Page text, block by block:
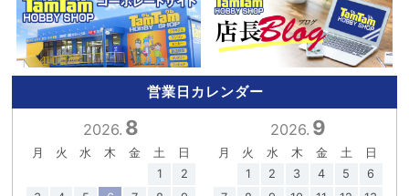
営業日カレンダー
2026. 8
月 火 水 木 金 土
日
1
2
2026. 9
月 火 水 木 金 土
日
1
2 3 4 5
6